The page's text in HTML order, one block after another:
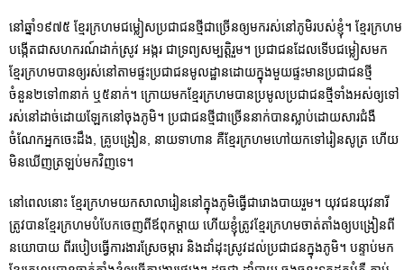
នៅឆ្នាំ១៩៧៥ ខ្មែរក្រហមជម្លៀសប្រជាជនថ្មីជាច្រើនឲ្យមករស់នៅភូមិរបស់ខ្ញុំ។ ខ្មែរក្រហម
បង្កើតជាសហករណ៍ដាក់ស្រូវ អង្ករ ជាទ្រព្យសម្បត្តិរួម។ ប្រជាជនដែលទើបជម្លៀសមក
ខ្មែរក្រហមបានឲ្យរស់នៅតាមផ្ទះប្រជាជនមូលដ្ឋានដោយក្នុងមួយផ្ទះមានប្រជាជនថ្មី
ចំនួន២ទៅ៣នាក់ ឬ៥នាក់។ ក្រោយមកខ្មែរក្រហមបានប្រមូលប្រជាជនថ្មីទាំងអស់ឲ្យទៅ
រស់នៅដាច់ដោយឡែកនៅចុងភូមិ។ ប្រជាជនថ្មីជាច្រើននាក់បានស្លាប់ដោយសារជំងឺ
ចំណែកអ្នកចេះដឹង, គ្រូបង្រៀន, នាយទាហាន គឺខ្មែរក្រហមហៅយកទៅរៀនសូត្រ ហើយ
មិនឃើញត្រឡប់មកវិញទេ។
នៅពេលនោះ ខ្មែរក្រហមយកសាលារៀននៅក្នុងភូមិធ្វើជារោងបាយរួម។ យុវជនយុវនារី
ត្រូវបានខ្មែរក្រហមបំបែកចេញពីឪពុកម្ដាយ ហើយខ្ញុំត្រូវខ្មែរក្រហមចាត់តាំងឲ្យបង្រៀនពី
នយោបាយ ពីរបៀបធ្វើការងារស្រែចម្ការ និងដាំដុះស្រូវដល់ប្រជាជនក្នុងភូមិ។ បន្ទាប់មក